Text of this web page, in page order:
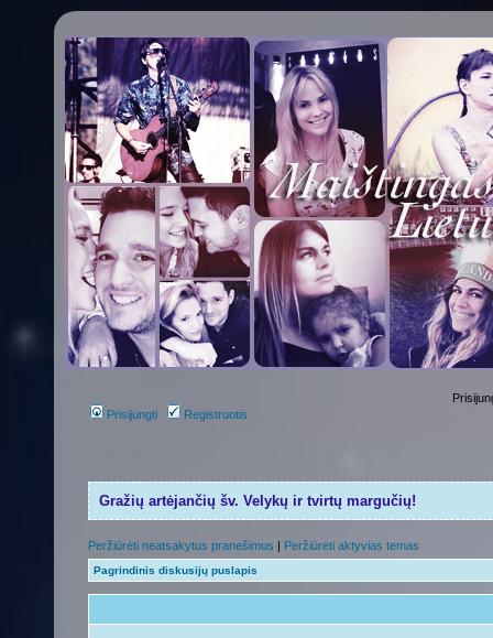
Prisijungti Registruotis
Gražių artėjančių šv. Velykų ir tvirtų margučių!
Peržiūrėti neatsakytus pranešimus | Peržiūrėti aktyvias temas
Pagrindinis diskusijų puslapis